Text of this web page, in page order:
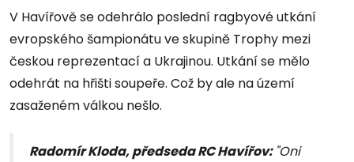
V Havířově se odehrálo poslední ragbyové utkání
evropského šampionátu ve skupině Trophy mezi
českou reprezentací a Ukrajinou. Utkání se mělo
odehrát na hřišti soupeře. Což by ale na území
zasaženém válkou nešlo.
Radomír Kloda, předseda RC Havířov: "Oni